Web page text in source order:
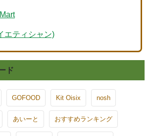
エティシャン)
ド
GOFOOD Kit Oisix nosh
あいーと おすすめランキング